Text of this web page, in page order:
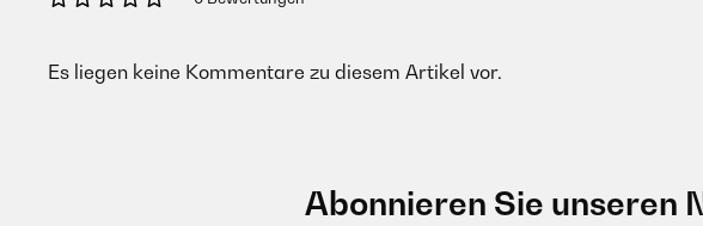
Es liegen keine Kommentare zu diesem Artikel vor.
Abonnieren Sie unseren